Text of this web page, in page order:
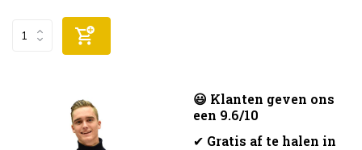
😃 Klanten geven ons
een 9.6/10
✔ Gratis af te halen in